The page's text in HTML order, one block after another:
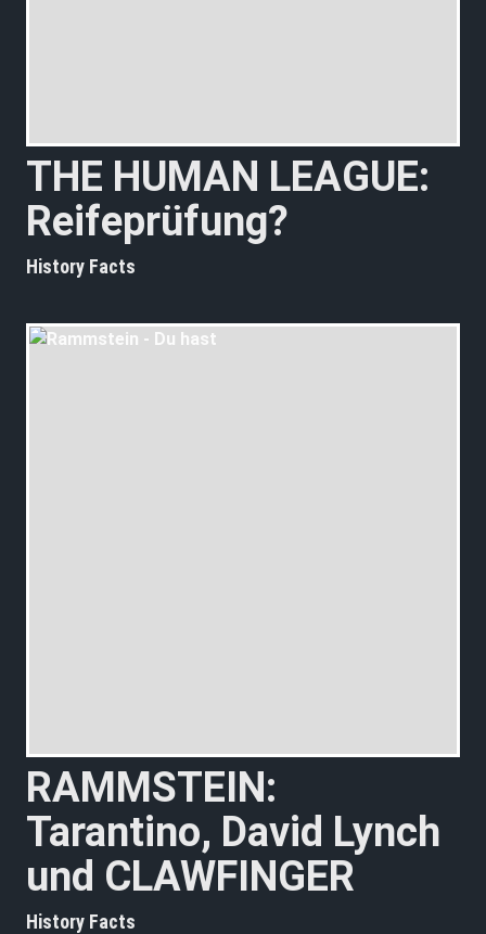
THE HUMAN LEAGUE:
Reifeprüfung?
History Facts
RAMMSTEIN:
Tarantino, David Lynch
und CLAWFINGER
History Facts